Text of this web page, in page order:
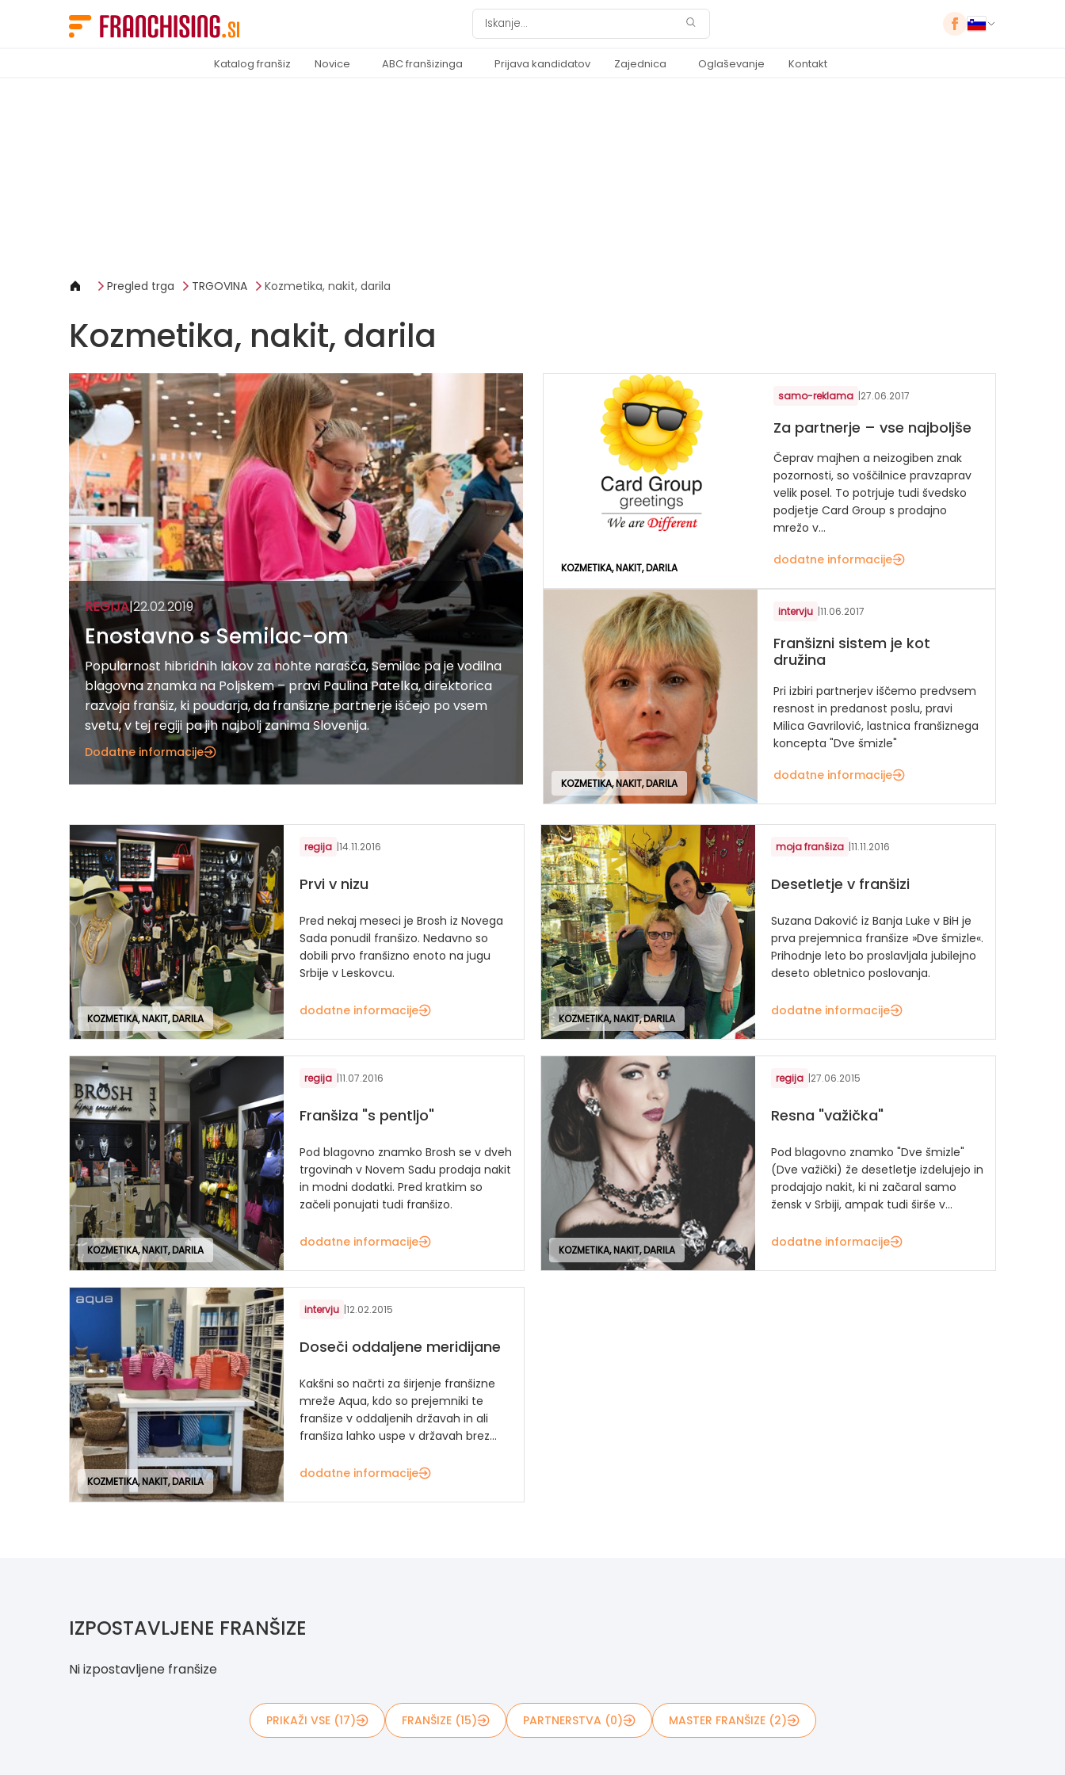
Katalog franšiz Novice ABC franšizinga Prijava kandidatov Zajednica Oglaševanje Kontakt
Pregled trga TRGOVINA Kozmetika, nakit, darila
Kozmetika, nakit, darila
REGIJA|22.02.2019
Enostavno s Semilac-om
Popularnost hibridnih lakov za nohte narašča, Semilac pa je vodilna
blagovna znamka na Poljskem – pravi Paulina Patelka, direktorica
razvoja franšiz, ki poudarja, da franšizne partnerje iščejo po vsem
svetu, v tej regiji pa jih najbolj zanima Slovenija.
Dodatne informacije
KOZMETIKA, NAKIT, DARILA
samo-reklama |27.06.2017
Za partnerje – vse najboljše
Čeprav majhen a neizogiben znak
pozornosti, so voščilnice pravzaprav
velik posel. To potrjuje tudi švedsko
podjetje Card Group s prodajno
mrežo v...
dodatne informacije
KOZMETIKA, NAKIT, DARILA
intervju |11.06.2017
Franšizni sistem je kot
družina
Pri izbiri partnerjev iščemo predvsem
resnost in predanost poslu, pravi
Milica Gavrilović, lastnica franšiznega
koncepta "Dve šmizle"
dodatne informacije
KOZMETIKA, NAKIT, DARILA
regija |14.11.2016
Prvi v nizu
Pred nekaj meseci je Brosh iz Novega
Sada ponudil franšizo. Nedavno so
dobili prvo franšizno enoto na jugu
Srbije v Leskovcu.
dodatne informacije
KOZMETIKA, NAKIT, DARILA
moja franšiza |11.11.2016
Desetletje v franšizi
Suzana Daković iz Banja Luke v BiH je
prva prejemnica franšize »Dve šmizle«.
Prihodnje leto bo proslavljala jubilejno
deseto obletnico poslovanja.
dodatne informacije
KOZMETIKA, NAKIT, DARILA
regija |11.07.2016
Franšiza "s pentljo"
Pod blagovno znamko Brosh se v dveh
trgovinah v Novem Sadu prodaja nakit
in modni dodatki. Pred kratkim so
začeli ponujati tudi franšizo.
dodatne informacije
KOZMETIKA, NAKIT, DARILA
regija |27.06.2015
Resna "važička"
Pod blagovno znamko "Dve šmizle"
(Dve važički) že desetletje izdelujejo in
prodajajo nakit, ki ni začaral samo
žensk v Srbiji, ampak tudi širše v...
dodatne informacije
KOZMETIKA, NAKIT, DARILA
intervju |12.02.2015
Doseči oddaljene meridijane
Kakšni so načrti za širjenje franšizne
mreže Aqua, kdo so prejemniki te
franšize v oddaljenih državah in ali
franšiza lahko uspe v državah brez...
dodatne informacije
IZPOSTAVLJENE FRANŠIZE
Ni izpostavljene franšize
PRIKAŽI VSE (17) FRANŠIZE (15) PARTNERSTVA (0) MASTER FRANŠIZE (2)